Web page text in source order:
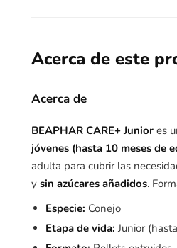
Acerca de este
Acerca de
BEAPHAR CARE+ Junior es
jóvenes (hasta 10 meses de
adulta para cubrir las
ysin azúcares añadidos.
Especie: Conejo
Etapa de vida: Junior